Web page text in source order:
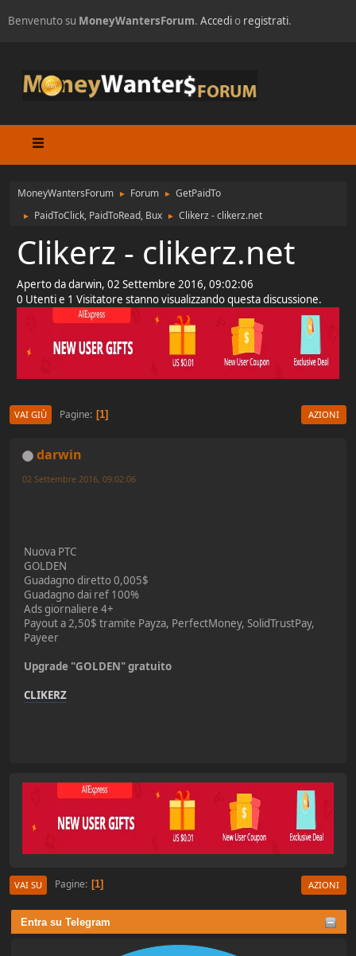
Benvenuto su MoneyWantersForum. Accedio registrati.
MoneyWantersForum ► Forum ► GetPaidTo
► PaidToClick, PaidToRead, Bux ► Clikerz - clikerz.net
Entra su Telegram
Clikerz - clikerz.net
Aperto da darwin, 02 Settembre 2016, 09:02:06
0 Utenti e 1 Visitatore stanno visualizzando questa discussione.
VAI GIÙ Pagine 1 AZIONI
darwin
02 Settembre 2016, 09:02:06
Nuova PTC
GOLDEN
Guadagno diretto 0,005$
Guadagno dai ref 100%
Ads giornaliere 4+
Payout a 2,50$ tramite Payza, PerfectMoney, SolidTrustPay,
Payeer
Upgrade "GOLDEN" gratuito
CLIKERZ
VAI SU Pagine 1 AZIONI